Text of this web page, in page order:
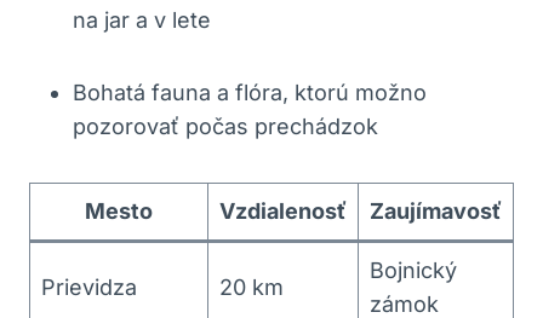
na‍ jar a v lete
Bohatá fauna⁢ a flóra, ktorú možno
pozorovať počas prechádzok
Mesto Vzdialenosť Zaujímavosť
Prievidza 20 km
Bojnický
zámok